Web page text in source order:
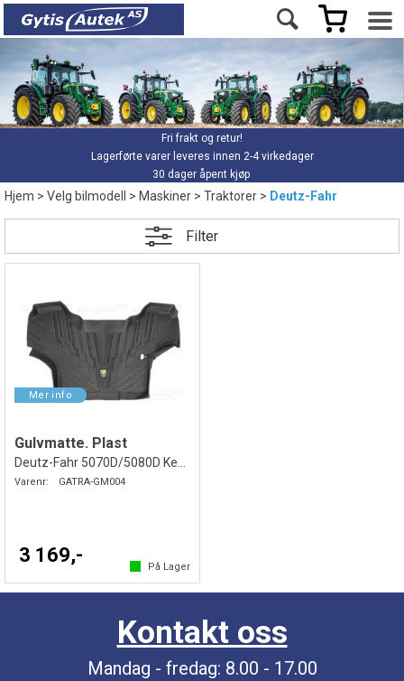
Fri frakt og retur!
Lagerførte varer leveres innen 2-4 virkedager
30 dager åpent kjøp
Hjem>Velg bilmodell >Maskiner>Traktorer> Deutz-Fahr
Filter
Gulvmatte. Plast
Varenr: GATRA-GM004
3 169,-
På Lager
Kontakt oss
Mandag - fredag: 8.00 - 17.00